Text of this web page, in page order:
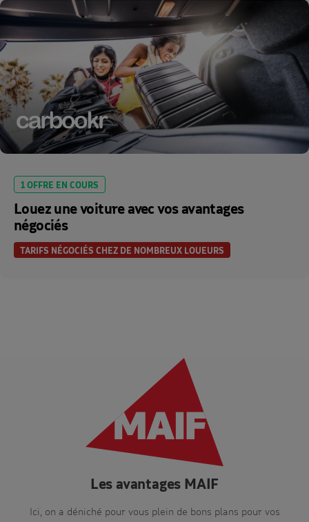
1 OFFRE EN COURS
Louez une voiture avec vos avantages
négociés
TARIFS NÉGOCIÉS CHEZ DE NOMBREUX LOUEURS
Les avantages MAIF
Ici, on a déniché pour vous plein de bons plans pour vos